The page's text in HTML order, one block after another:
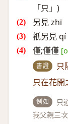
「只」)
另見 zhī
祇另見 qí
僅;僅僅
書證 只
只在花開
例如
只
我父親三